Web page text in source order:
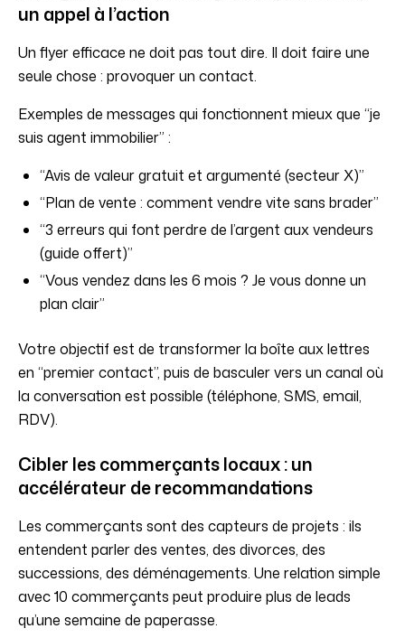
un appel à l’action
Un flyer efficace ne doit pas tout dire. Il doit faire une
seule chose : provoquer un contact.
Exemples de messages qui fonctionnent mieux que “je
suis agent immobilier” :
“Avis de valeur gratuit et argumenté (secteur X)”
“Plan de vente : comment vendre vite sans brader”
“3 erreurs qui font perdre de l’argent aux vendeurs
(guide offert)”
“Vous vendez dans les 6 mois ? Je vous donne un
plan clair”
Votre objectif est de transformer la boîte aux lettres
en “premier contact”, puis de basculer vers un canal où
la conversation est possible (téléphone, SMS, email,
RDV).
Cibler les commerçants locaux : un
accélérateur de recommandations
Les commerçants sont des capteurs de projets : ils
entendent parler des ventes, des divorces, des
successions, des déménagements. Une relation simple
avec 10 commerçants peut produire plus de leads
qu’une semaine de paperasse.